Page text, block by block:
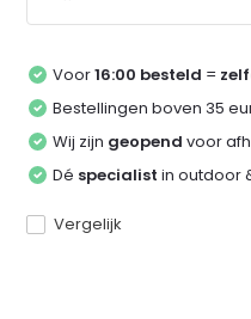
Voor16:00 besteld =
Bestellingen boven 35
Wij zijn geopend voor
Dé specialist in outdoor
Vergelijk